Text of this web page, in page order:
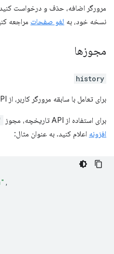
مرورگر اضافه، حذف و درخواست
نسخه خود، به لغو صفحات مراجعه
مجوزها
history
برای تعامل با سابقه مرورگر کاربر، از API تاریخ استفاده کنید.
برای استفاده از API تاریخچه، مجوز
افزونه اعلام کنید. به عنوان مثال:
,